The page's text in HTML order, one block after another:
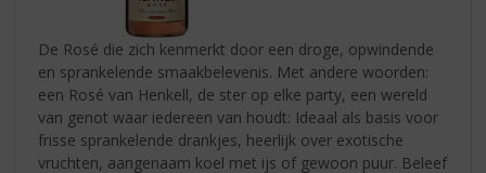
De Rosé die zich kenmerkt door een droge, opwindende
en sprankelende smaakbelevenis. Met andere woorden:
een Rosé van Henkell, de ster op elke party, een wereld
van genot waar iedereen van houdt: Ideaal als basis voor
frisse sprankelende drankjes, heerlijk over exotische
vruchten, aangenaam koel met ijs of gewoon puur. Beleef